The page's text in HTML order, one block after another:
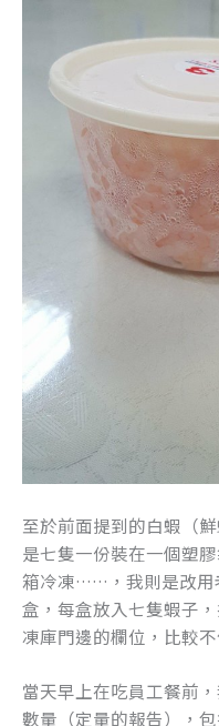
至於前面提到的白蝦（
是七隻一份裝在一個塑
箱冷凍……，我則是改用
盒，每盒放入七隻蝦子
凍庫門邊的欄位，比較
當天早上在吃員工餐前
數量（定量的報告），